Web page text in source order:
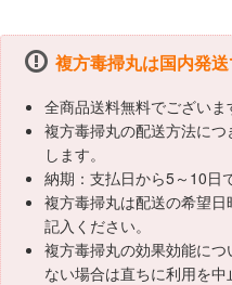
複方毒掃丸は国内発送
全商品送料無料でございま
複方毒掃丸の配送方法に
します。
納期：支払日から5～10日
複方毒掃丸は配送の希望
記入ください。
複方毒掃丸の効果効能に
ない場合は直ちに利用を中